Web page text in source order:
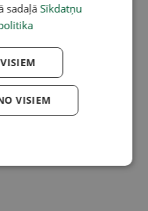
sadaļā Sīkdatņu
VISIEM